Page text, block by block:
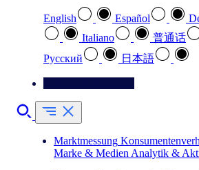
English Español
Italiano
普通话
Pусский
日本語
Marktmessung
Marke & Medien Analytik &